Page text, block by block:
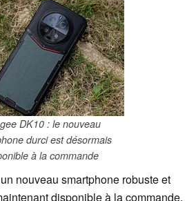
DK10 : le nouveau
durci est désormais
à la commande
nouveau smartphone robuste et
disponible à la commande.